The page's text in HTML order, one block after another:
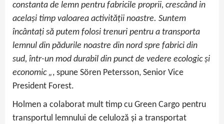
constanta de lemn pentru fabricile proprii, crescând in
același timp valoarea activității noastre. Suntem
încântați să putem folosi trenuri pentru a transporta
lemnul din pădurile noastre din nord spre fabrici din
sud, într-un mod durabil din punct de vedere ecologic și
economic „, spune Sören Petersson, Senior Vice
President Forest.
Holmen a colaborat mult timp cu Green Cargo pentru
transportul lemnului de celuloză și a transportat